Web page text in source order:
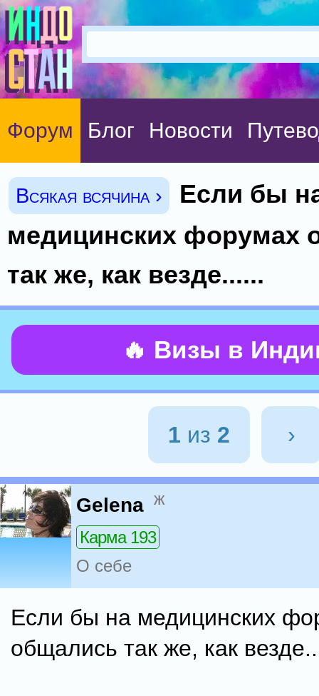
Форум Блог Новости
Всякая всячина ›
Если бы
медицинских форумах
так же, как везде......
🔥 Визы в
1 из 2 ›
Gelena ж
Карма 193
О себе
Если бы на медицинских
общались так же, как